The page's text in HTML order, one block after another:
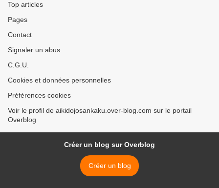
Top articles
Pages
Contact
Signaler un abus
C.G.U.
Cookies et données personnelles
Préférences cookies
Voir le profil de aikidojosankaku.over-blog.com sur le portail
Overblog
Créer un blog sur Overblog
Créer un blog